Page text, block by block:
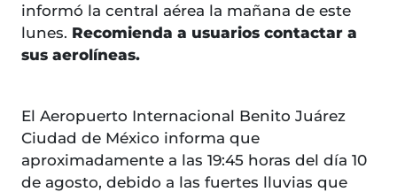
informó la central aérea la mañana de este
lunes. Recomienda a usuarios contactar a
sus aerolíneas.
El Aeropuerto Internacional Benito Juárez
Ciudad de México informa que
aproximadamente a las 19:45 horas del día 10
de agosto, debido a las fuertes lluvias que